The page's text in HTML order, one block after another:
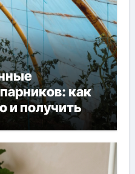
как
и получить